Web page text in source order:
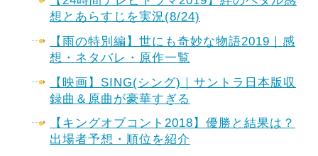
想とあらすじを実況(8/24)
【雨の特別編】世にも奇妙な物語2019｜感
想・ネタバレ・原作一覧
【映画】SING(シング)｜サントラ日本版収
録曲＆原曲が豪華すぎる
【キングオブコント2018】優勝と結果は？
出場者予想・順位を紹介